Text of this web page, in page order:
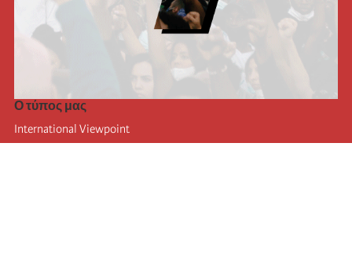
Ο τύπος μας
International Viewpoint